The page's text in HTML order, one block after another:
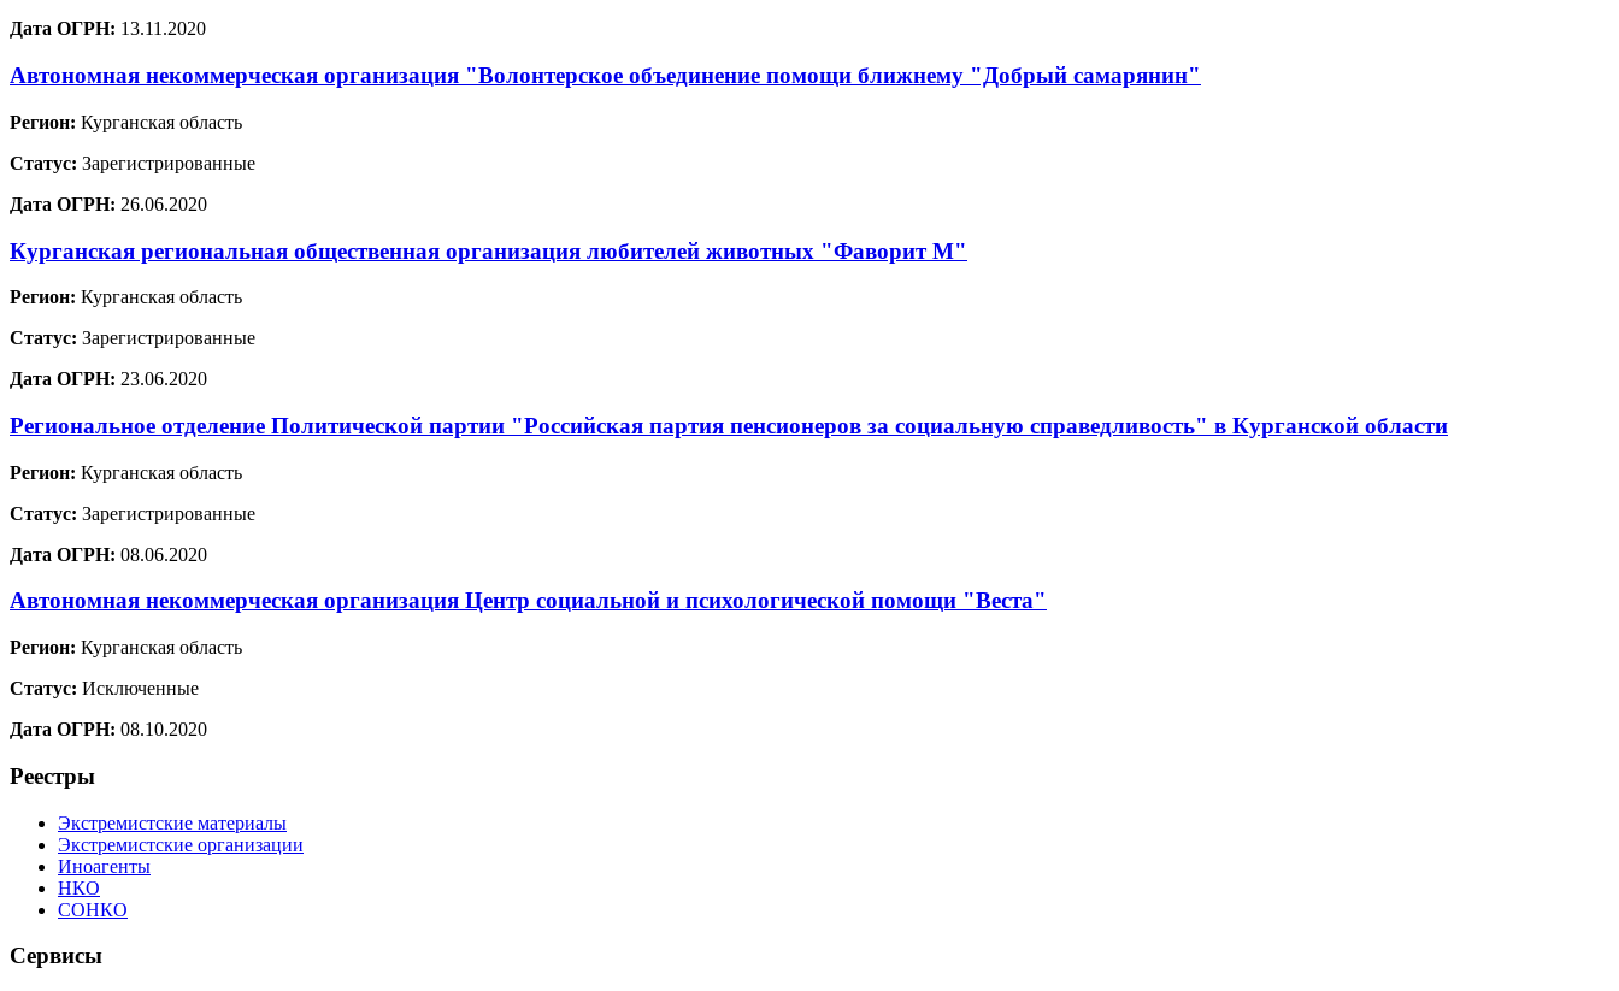
Дата ОГРН: 13.11.2020
Автономная некоммерческая организация "Волонтерское объединение помощи ближнему "Добрый самарянин"
Регион: Курганская область
Статус: Зарегистрированные
Дата ОГРН: 26.06.2020
Курганская региональная общественная организация любителей животных "Фаворит М"
Регион: Курганская область
Статус: Зарегистрированные
Дата ОГРН: 23.06.2020
Региональное отделение Политической партии "Российская партия пенсионеров за социальную справедливость" в Курганской области
Регион: Курганская область
Статус: Зарегистрированные
Дата ОГРН: 08.06.2020
Автономная некоммерческая организация Центр социальной и психологической помощи "Веста"
Регион: Курганская область
Статус: Исключенные
Дата ОГРН: 08.10.2020
Реестры
Экстремистские материалы
Экстремистские организации
Иноагенты
НКО
СОНКО
Сервисы